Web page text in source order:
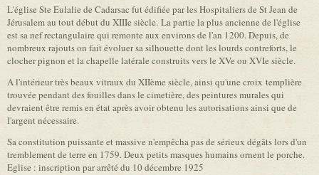
L'église Ste Eulalie de Cadarsac fut édifiée par les Hospitaliers de St Jean de
Jérusalem au tout début du XIIIe siècle. La partie la plus ancienne de l'église
est sa nef rectangulaire qui remonte aux environs de l'an 1200. Depuis, de
nombreux rajouts on fait évoluer sa silhouette dont les lourds contreforts, le
clocher pignon et la chapelle latérale construits vers le XVe ou XVIe siècle.
A l'intérieur très beaux vitraux du XIIème siècle, ainsi qu'une croix templière
trouvée pendant des fouilles dans le cimetière, des peintures murales qui
devraient être remis en état après avoir obtenu les autorisations ainsi que de
l'argent nécessaire.
Sa constitution puissante et massive n'empêcha pas de sérieux dégâts lors d'un
tremblement de terre en 1759. Deux petits masques humains ornent le porche.
Eglise : inscription par arrêté du 10 décembre 1925